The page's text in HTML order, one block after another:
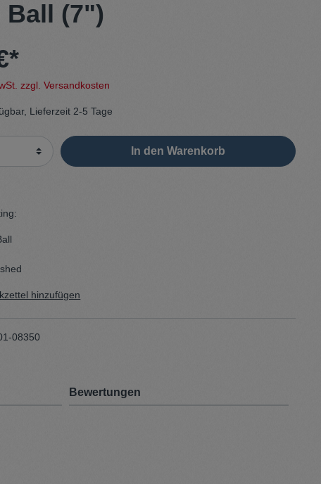
Schale
Ball (7")
zzgl. Versandkosten
Lieferzeit 2-5 Tage
In den Warenkorb
hinzufügen
08350
Bewertungen